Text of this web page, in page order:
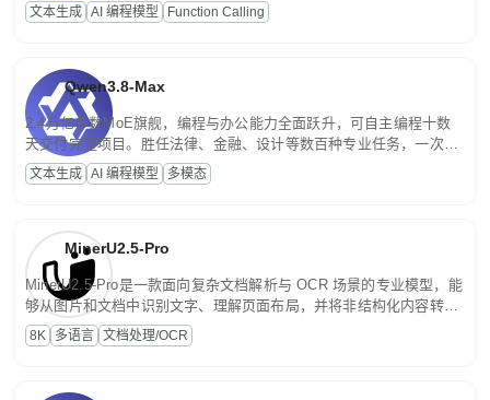
文案处理等普惠刚需场景。
文本生成 AI 编程模型 Function Calling
Qwen3.8-Max
2.4万亿参数MoE旗舰，编程与办公能力全面跃升，可自主编程十数
天交付完整项目。胜任法律、金融、设计等数百种专业任务，一次对
话端到端交付生产级成果。原生视觉理解贯穿规划、执行与验证全流
程，支持超长文档与长视频的深度语义解析。长程任务中自主规划与
文本生成 AI 编程模型 多模态
MinerU2.5-Pro
MinerU2.5-Pro是一款面向复杂文档解析与 OCR 场景的专业模型，能
够从图片和文档中识别文字、理解页面布局，并将非结构化内容转换
为便于存储、检索和二次处理的结构化结果。
8K 多语言 文档处理/OCR